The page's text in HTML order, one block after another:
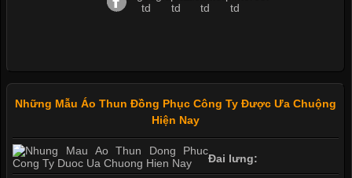
Những Mẫu Áo Thun Đồng Phục Công Ty Được Ưa Chuộng
Hiện Nay
Đai lưng: